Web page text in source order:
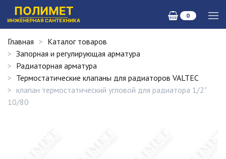
0
Главная
Каталог товаров
Запорная и регулирующая арматура
Радиаторная арматура
Термостатические клапаны для радиаторов VALTEC
клапан термостатический угловой для радиатора 1/2"
10/80